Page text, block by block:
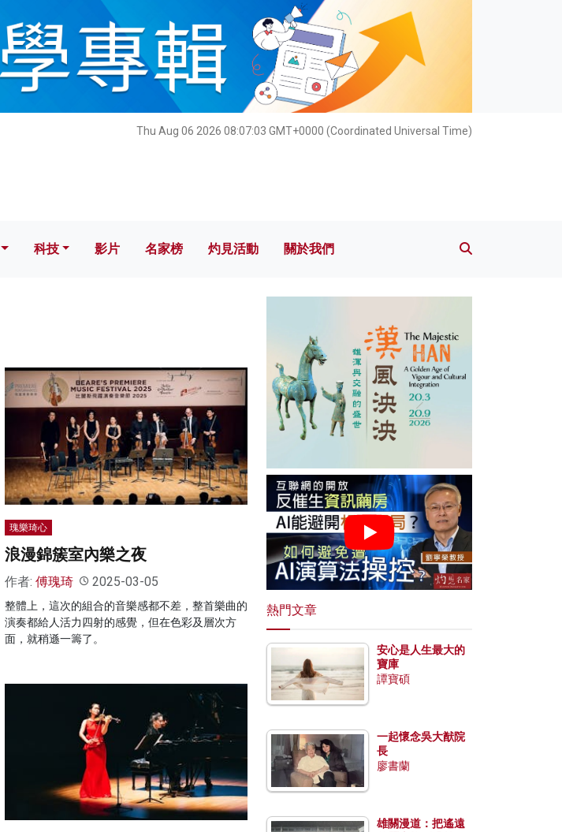
Thu Aug 06 2026 08:07:04 GMT+0000 (Coordinated Universal Time)
科技 影片 名家榜 灼見活動 關於我們
科技 影片 名家榜 灼見活動 關於我們
瑰樂琦心
浪漫錦簇室內樂之夜
作者: 傅瑰琦 2025-03-05
整體上，這次的組合的音樂感都不差，整首樂曲的
演奏都給人活力四射的感覺，但在色彩及層次方
面，就稍遜一籌了。
熱門文章
安心是人生最大的
寶庫
譚寶碩
一起懷念吳大猷院
長
廖書蘭
雄關漫道：把遙遠